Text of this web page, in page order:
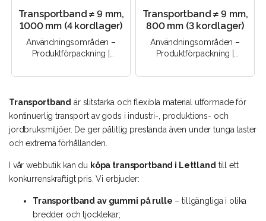
Transportband ≠ 9 mm,
1000 mm (4 kordlager)
Användningsområden –
Produktförpackning |
Transportutrustning |
Transportband ≠ 9 mm,
800 mm (3 kordlager)
Användningsområden –
Produktförpackning |
Transportutrustning |
Transportband är slitstarka och flexibla material utformade för
kontinuerlig transport av gods i industri-, produktions- och
jordbruksmiljöer. De ger pålitlig prestanda även under tunga laster
och extrema förhållanden.
I vår webbutik kan du köpa transportband i Lettland till ett
konkurrenskraftigt pris. Vi erbjuder:
Transportband av gummi på rulle – tillgängliga i olika
bredder och tjocklekar;